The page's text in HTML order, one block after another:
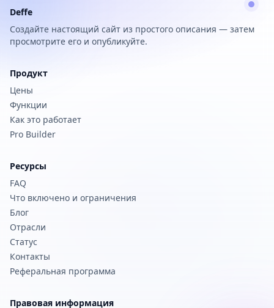
Deffe
Создайте настоящий сайт из простого описания — затем
просмотрите его и опубликуйте.
Продукт
Цены
Функции
Как это работает
Pro Builder
Ресурсы
FAQ
Что включено и ограничения
Блог
Отрасли
Статус
Контакты
Реферальная программа
Правовая информация